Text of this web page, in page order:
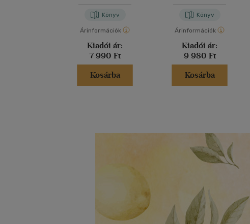
Könyv
Árinformációk
Kiadói ár:
7 990 Ft
Kosárba
Könyv
Árinformációk
Kiadói ár:
9 980 Ft
Kosárba